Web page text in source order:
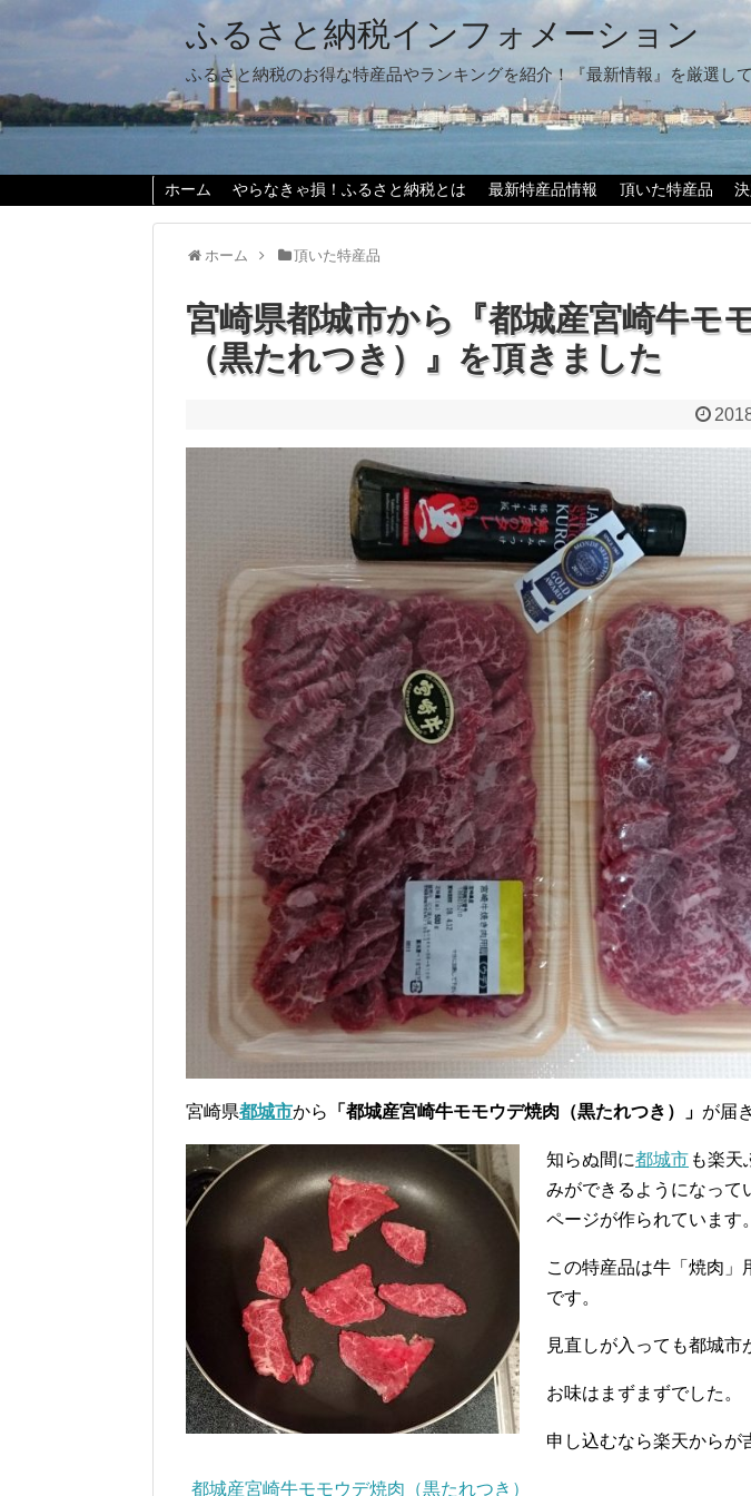
ふるさと納税インフォメーション
ふるさと納税のお得な特産品やランキングを紹介！『最新情報』を厳選し
ホーム やらなきゃ損！ふるさと納税とは 最新特産品情報 頂いた特産品
ホーム 頂いた特産品
宮崎県都城市から『都城産宮崎牛モ
（黒たれつき）』を頂きました
宮崎県都城市から 「都城産宮崎牛モモウデ焼肉（黒たれつき）」 が届
知らぬ間に都城市 も楽天
みができるようになって
ページが作られています。
この特産品は牛「焼肉」
です。
見直しが入っても都城市
お味はまずまずでした。
申し込むなら楽天からが
都城産宮崎牛モモウデ焼肉（黒たれつき）